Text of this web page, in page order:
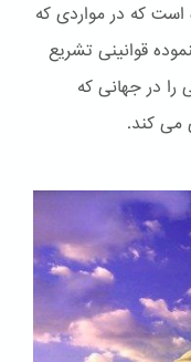
است که در مواردی که
قوانینی تشریع
را در جهانی که
می کند.